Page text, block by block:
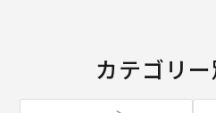
カテゴリ